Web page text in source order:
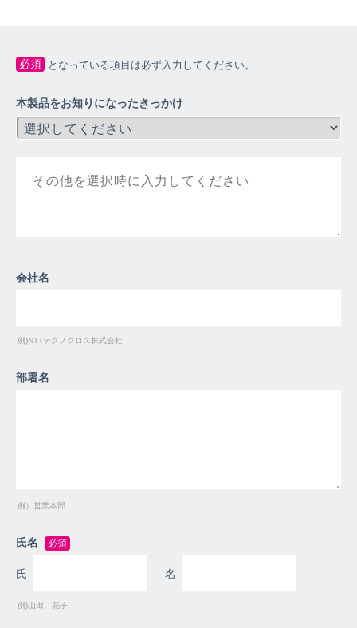
本製品をお知りになったきっかけ
会社名
例)NTTテクノクロス株式会社
部署名
例）営業本部
氏名
氏 名
例)山田 花子